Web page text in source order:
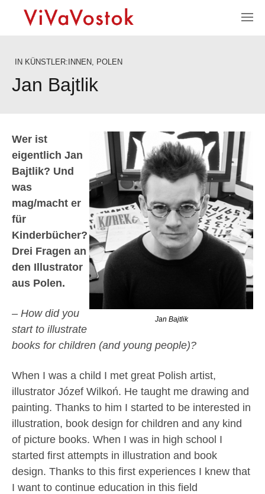
IN KÜNSTLER:INNEN, POLEN
Jan Bajtlik
Jan Bajtlik
Wer ist
eigentlich Jan
Bajtlik? Und
was
mag/macht er
für
Kinderbücher?
Drei Fragen an
den Illustrator
aus Polen.
– How did you
start to illustrate
books for children (and young people)?
When I was a child I met great Polish artist,
illustrator Józef Wilkoń. He taught me drawing and
painting. Thanks to him I started to be interested in
illustration, book design for children and any kind
of picture books. When I was in high school I
started first attempts in illustration and book
design. Thanks to this first experiences I knew that
I want to continue education in this field